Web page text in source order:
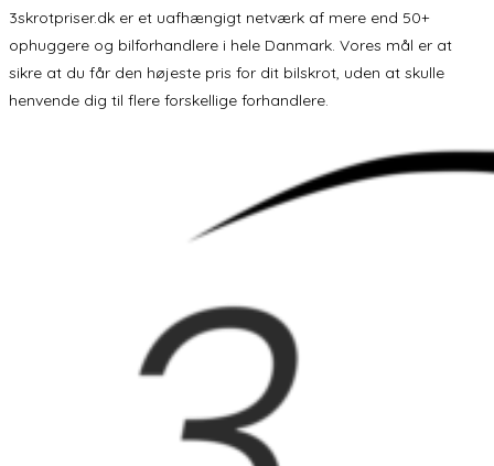
3skrotpriser.dk er et uafhængigt netværk af mere end 50+
ophuggere og bilforhandlere i hele Danmark. Vores mål er at
sikre at du får den højeste pris for dit bilskrot, uden at skulle
henvende dig til flere forskellige forhandlere.